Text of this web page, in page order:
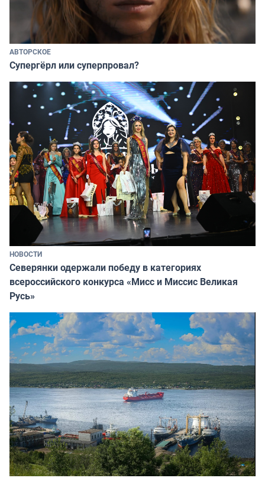
АВТОРСКОЕ
Супергёрл или суперпровал?
НОВОСТИ
Северянки одержали победу в категориях
всероссийского конкурса «Мисс и Миссис Великая
Русь»